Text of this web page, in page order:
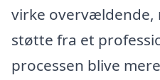
virke overvældende,
støtte fra et
processen blive